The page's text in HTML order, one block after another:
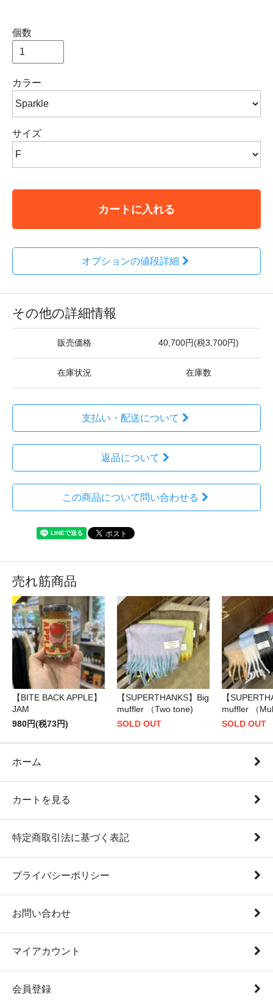
個数
カラー
サイズ
カートに入れる
オプションの値段詳細
その他の詳細情報
販売価格 40,700円(税3,700円)
在庫状況 在庫数
支払い・配送について
返品について
この商品について問い合わせる
売れ筋商品
【BITE BACK APPLE】
JAM
980円(税73円)
【SUPERTHANKS】Big
muffler （Two tone)
SOLD OUT
【
muffler （
SOLD OUT
ホーム
カートを見る
特定商取引法に基づく表記
プライバシーポリシー
お問い合わせ
マイアカウント
会員登録